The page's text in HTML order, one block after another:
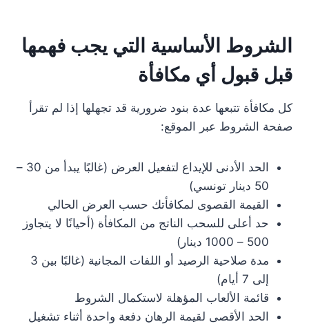
الشروط الأساسية التي يجب فهمها
قبل قبول أي مكافأة
كل مكافأة تتبعها عدة بنود ضرورية قد تجهلها إذا لم تقرأ
صفحة الشروط عبر الموقع:
الحد الأدنى للإيداع لتفعيل العرض (غالبًا يبدأ من 30 –
50 دينار تونسي)
القيمة القصوى لمكافأتك حسب العرض الحالي
حد أعلى للسحب الناتج من المكافأة (أحيانًا لا يتجاوز
500 – 1000 دينار)
مدة صلاحية الرصيد أو اللفات المجانية (غالبًا بين 3
إلى 7 أيام)
قائمة الألعاب المؤهلة لاستكمال الشروط
الحد الأقصى لقيمة الرهان دفعة واحدة أثناء تشغيل